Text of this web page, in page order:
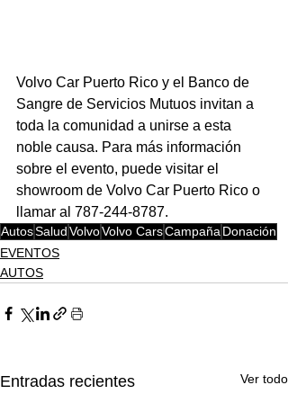
Volvo Car Puerto Rico y el Banco de
Sangre de Servicios Mutuos invitan a
toda la comunidad a unirse a esta
noble causa. Para más información
sobre el evento, puede visitar el
showroom de Volvo Car Puerto Rico o
llamar al 787-244-8787.
AutosSaludVolvoVolvo CarsCampaña Donación
EVENTOS
AUTOS
Entradas recientes Ver todo